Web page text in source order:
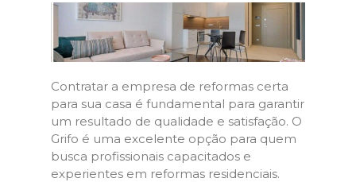
Contratar a empresa de reformas certa
para sua casa é fundamental para garantir
um resultado de qualidade e satisfação. O
Grifo é uma excelente opção para quem
busca profissionais capacitados e
experientes em reformas residenciais.